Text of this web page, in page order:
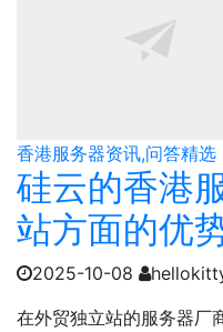
香港服务器资讯,问答精选
硅云的香港
站方面的优
2025-10-08
在外贸独立站的服务器厂